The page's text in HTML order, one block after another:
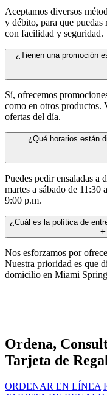
Aceptamos diversos
y débito, para que
con facilidad y seguridad.
¿Tienen una promoción
Sí, ofrecemos
como en otros productos.
ofertas del día.
¿Qué horarios están
Puedes pedir ensaladas a
martes a sábado de 11:30
9:00 p.m.
¿Cuál es la política de
Nos esforzamos por
Nuestra prioridad es que
domicilio en Miami
Ordena,
Tarjeta de
ORDENAR EN LÍNEA